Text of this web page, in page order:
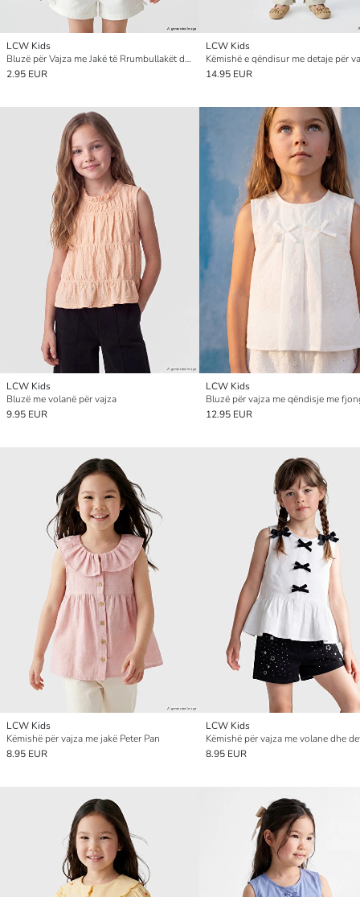
LCW Kids
Bluzë për Vajza me Jakë të Rrumbullakët dhe Detaj me Valëza
2.95 EUR
LCW Kids
Këmishë e qëndisur me detaje për
14.95 EUR
LCW Kids
Bluzë me volanë për vajza
9.95 EUR
LCW Kids
Bluzë për vajza me qëndisje me
12.95 EUR
LCW Kids
Këmishë për vajza me jakë Peter Pan
8.95 EUR
LCW Kids
8.95 EUR